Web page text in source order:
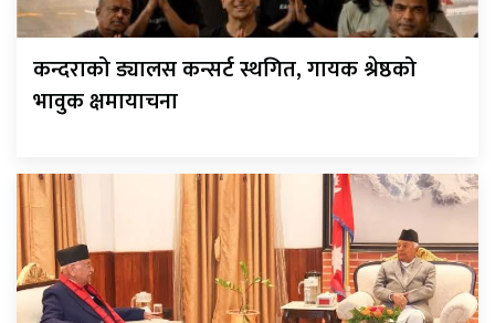
कन्दराको ड्यालस कन्सर्ट स्थगित, गायक श्रेष्ठको
भावुक क्षमायाचना